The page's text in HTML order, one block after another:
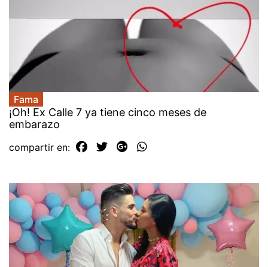
Fama
¡Oh! Ex Calle 7 ya tiene cinco meses de
embarazo
compartir en: